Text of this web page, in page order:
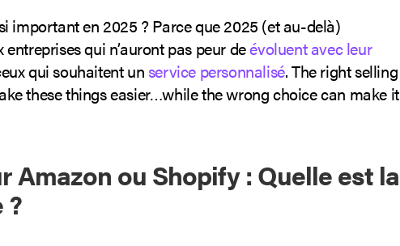
important en 2025 ? Parce que 2025 (et au-delà)
qui n’auront pas peur deévoluent avec leur
qui souhaitent unservice personnalisé. The right selling
these things easier…while the wrong choice can make it
Amazon ou Shopify : Quelle est la
?